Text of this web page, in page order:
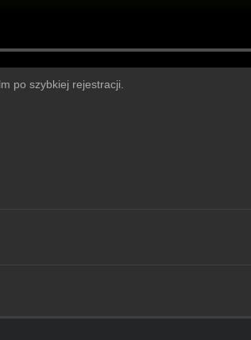
po szybkiej rejestracji.